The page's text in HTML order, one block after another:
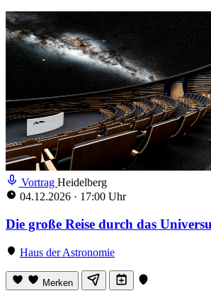
Vortrag Heidelberg
04.12.2026 · 17:00 Uhr
Die große Reise durch das
Haus der Astronomie
Merken